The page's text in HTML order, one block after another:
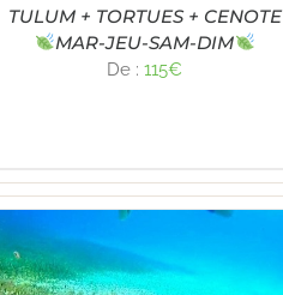
TULUM + TORTUES + CENOTE
MAR-JEU-SAM-DIM
De :115€